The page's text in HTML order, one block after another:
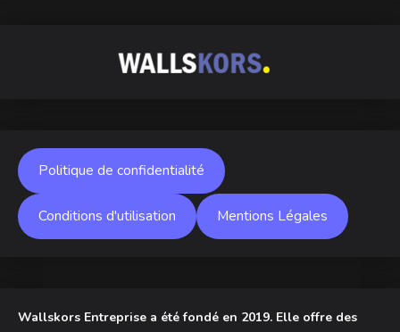
Politique de confidentialité
Conditions d'utilisation Mentions Légales
Wallskors Entreprise a été fondé en 2019. Elle offre des